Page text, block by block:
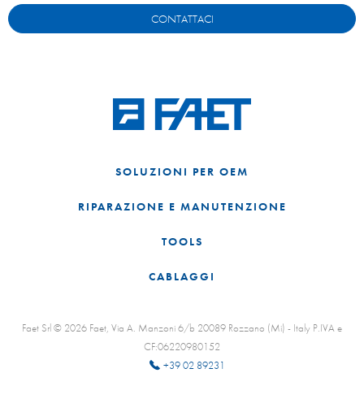
CONTATTACI
SOLUZIONI PER OEM
RIPARAZIONE E MANUTENZIONE
TOOLS
CABLAGGI
Faet Srl © 2026 Faet, Via A. Manzoni 6/b 20089 Rozzano (Mi) - Italy P.IVA e
CF:06220980152
+39 02 89231